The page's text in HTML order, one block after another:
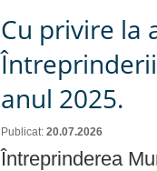
Cu privire la
anul 2025.
Publicat: 20.07.2026
Întreprinderea